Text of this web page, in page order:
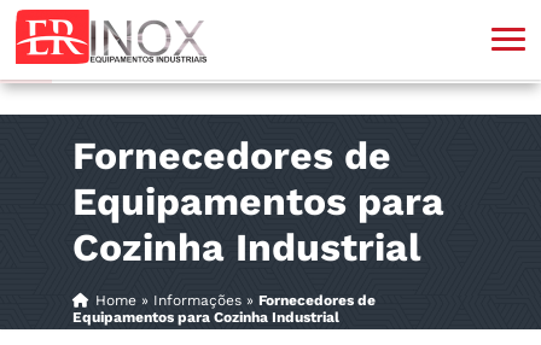
Fornecedores de
Equipamentos para
Cozinha Industrial
Home» Informações » Fornecedores de
Equipamentos para Cozinha Industrial